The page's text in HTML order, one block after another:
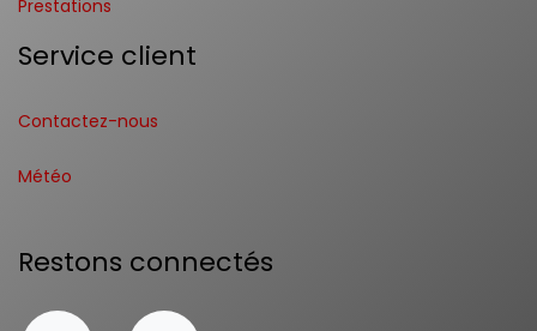
Prestations
Service client
Contactez-nous
Météo
Restons connectés